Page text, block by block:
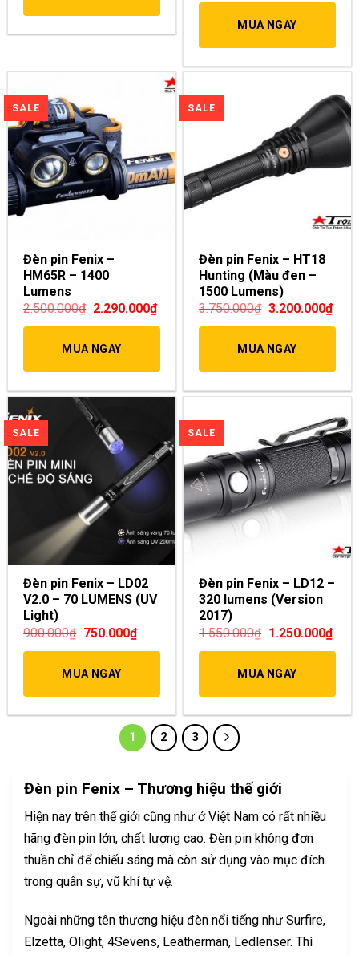
MUA NGAY
Đèn pin Fenix –
HM65R – 1400
Lumens
2.500.000₫ 2.290.000₫
MUA NGAY
Đèn pin Fenix – HT18
Hunting (Màu đen –
1500 Lumens)
3.750.000₫ 3.200.000₫
MUA NGAY
Đèn pin Fenix – LD02
V2.0 – 70 LUMENS (UV
Light)
900.000₫ 750.000₫
MUA NGAY
Đèn pin Fenix – LD12 –
320 lumens (Version
2017)
1.550.000₫ 1.250.000₫
MUA NGAY
1 2 3
Đèn pin Fenix – Thương hiệu thế giới
Hiện nay trên thế giới cũng như ở Việt Nam có rất nhiều
hãng đèn pin lớn, chất lượng cao. Đèn pin không đơn
thuần chỉ để chiếu sáng mà còn sử dụng vào mục đích
trong quân sự, vũ khí tự vệ.
Ngoài những tên thương hiệu đèn nổi tiếng như Surfire,
Elzetta, Olight, 4Sevens, Leatherman, Ledlenser. Thì